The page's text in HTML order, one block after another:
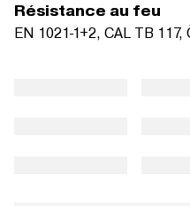
Résistance au feu
EN 1021-1+2, CAL TB